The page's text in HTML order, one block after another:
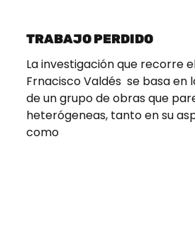
TRABAJO PERDIDO
La investigación que recorre
Frnacisco Valdés se basa en
de un grupo de obras que
heterógeneas, tanto en su
como